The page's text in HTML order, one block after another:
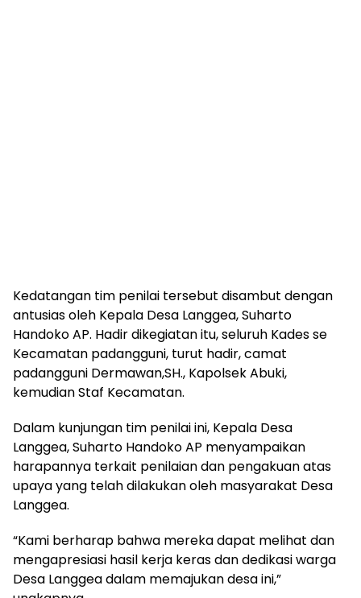
Kedatangan tim penilai tersebut disambut dengan
antusias oleh Kepala Desa Langgea, Suharto
Handoko AP. Hadir dikegiatan itu, seluruh Kades se
Kecamatan padangguni, turut hadir, camat
padangguni Dermawan,SH., Kapolsek Abuki,
kemudian Staf Kecamatan.
Dalam kunjungan tim penilai ini, Kepala Desa
Langgea, Suharto Handoko AP menyampaikan
harapannya terkait penilaian dan pengakuan atas
upaya yang telah dilakukan oleh masyarakat Desa
Langgea.
“Kami berharap bahwa mereka dapat melihat dan
mengapresiasi hasil kerja keras dan dedikasi warga
Desa Langgea dalam memajukan desa ini,”